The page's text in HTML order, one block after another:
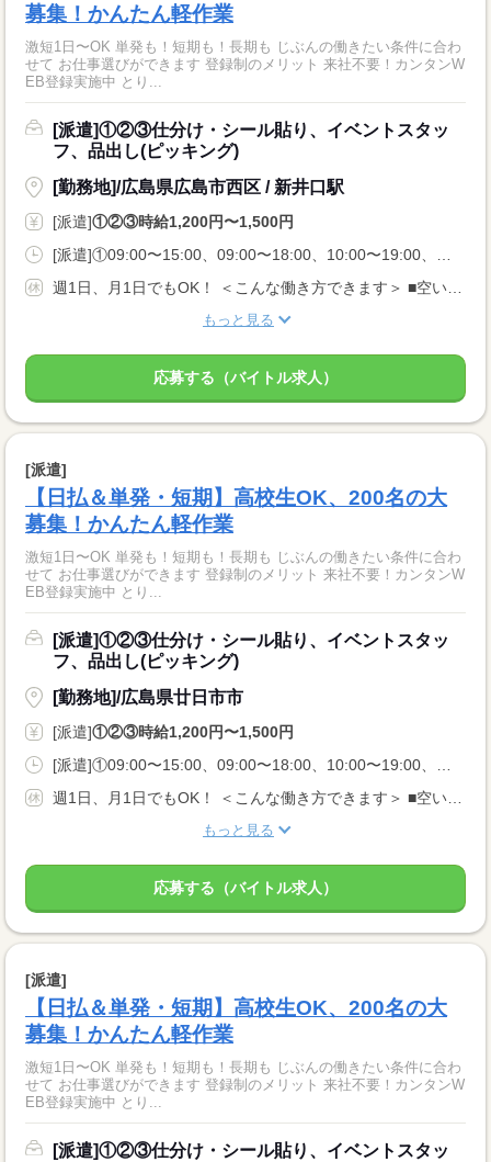
募集！かんたん軽作業
激短1日〜OK 単発も！短期も！長期も じぶんの働きたい条件に合わ
せて お仕事選びができます 登録制のメリット 来社不要！カンタンW
EB登録実施中 とり...
[派遣]①②③仕分け・シール貼り、イベントスタッ
フ、品出し(ピッキング)
[勤務地]/広島県広島市西区 / 新井口駅
[派遣]①②③時給1,200円〜1,500円
もっと見る
応募する（バイトル求人）
[派遣]
【日払＆単発・短期】高校生OK、200名の大
募集！かんたん軽作業
激短1日〜OK 単発も！短期も！長期も じぶんの働きたい条件に合わ
せて お仕事選びができます 登録制のメリット 来社不要！カンタンW
EB登録実施中 とり...
[派遣]①②③仕分け・シール貼り、イベントスタッ
フ、品出し(ピッキング)
[勤務地]/広島県廿日市市
[派遣]①②③時給1,200円〜1,500円
もっと見る
応募する（バイトル求人）
[派遣]
【日払＆単発・短期】高校生OK、200名の大
募集！かんたん軽作業
激短1日〜OK 単発も！短期も！長期も じぶんの働きたい条件に合わ
せて お仕事選びができます 登録制のメリット 来社不要！カンタンW
EB登録実施中 とり...
[派遣]①②③仕分け・シール貼り、イベントスタッ